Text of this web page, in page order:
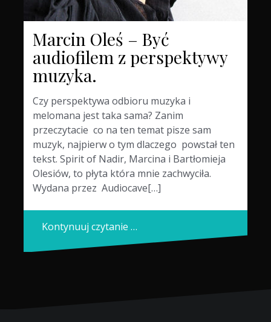
Marcin Oleś – Być
audiofilem z perspektywy
muzyka.
Czy perspektywa odbioru muzyka i
melomana jest taka sama? Zanim
przeczytacie co na ten temat pisze sam
muzyk, najpierw o tym dlaczego powstał ten
tekst. Spirit of Nadir, Marcina i Bartłomieja
Olesiów, to płyta która mnie zachwyciła.
Wydana przez Audiocave[…]
Kontynuuj czytanie …